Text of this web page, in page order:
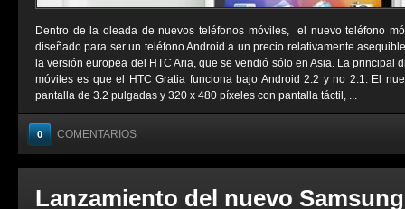
Dentro de la oleada de nuevos teléfonos móviles, el nuevo teléfono
diseñado para ser un teléfono Android a un precio relativamente
la versión europea del HTC Aria, que se vendió sólo en Asia. La principal
móviles es que el HTC Gratia funciona bajo Android 2.2 y no 2.1. El
pantalla de 3.2 pulgadas y 320 x 480 píxeles con pantalla táctil, ...
0 COMENTARIOS
Lanzamiento del nuevo